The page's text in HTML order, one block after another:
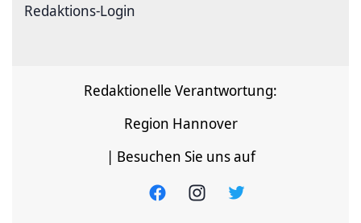
Redaktions-Login
Redaktionelle Verantwortung:
Region Hannover
| Besuchen Sie uns auf